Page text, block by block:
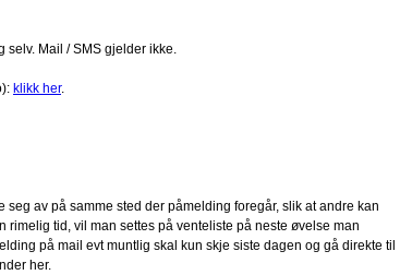
Mail / SMS gjelder ikke.
klikk her.
av på samme sted der påmelding foregår, slik at andre kan
tid, vil man settes på venteliste på neste øvelse man
på mail evt muntlig skal kun skje siste dagen og gå direkte til
her.